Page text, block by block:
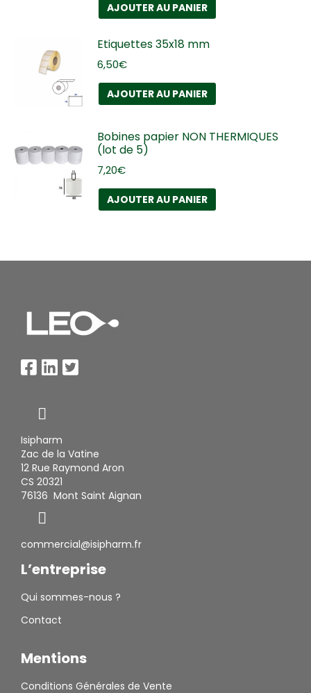
AJOUTER AU PANIER
Etiquettes 35x18 mm
6,50€
AJOUTER AU PANIER
Bobines papier NON THERMIQUES
(lot de 5)
7,20€
AJOUTER AU PANIER
Isipharm
Zac de la Vatine
12 Rue Raymond Aron
CS 20321
76136 Mont Saint Aignan
commercial@isipharm.fr
L’entreprise
Qui sommes-nous ?
Contact
Mentions
Conditions Générales de Vente